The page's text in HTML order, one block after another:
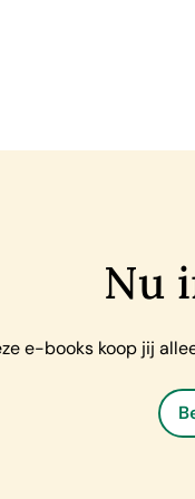
Nu
e-books koop jij